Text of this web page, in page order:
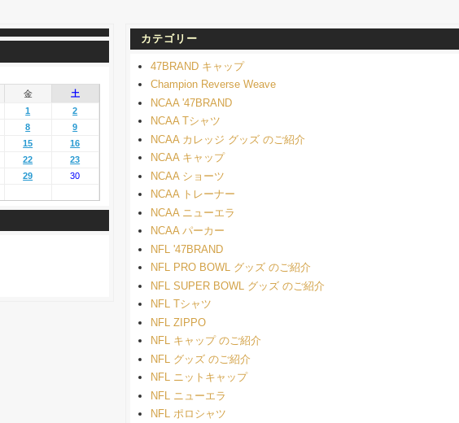
金
土
1
2
8
9
15
16
22
23
29
30
カテゴリー
47BRAND キャップ
Champion Reverse Weave
NCAA '47BRAND
NCAA Tシャツ
NCAA カレッジ グッズ のご紹介
NCAA キャップ
NCAA ショーツ
NCAA トレーナー
NCAA ニューエラ
NCAA パーカー
NFL '47BRAND
NFL PRO BOWL グッズ のご紹介
NFL SUPER BOWL グッズ のご紹介
NFL Tシャツ
NFL ZIPPO
NFL キャップ のご紹介
NFL グッズ のご紹介
NFL ニットキャップ
NFL ニューエラ
NFL ポロシャツ